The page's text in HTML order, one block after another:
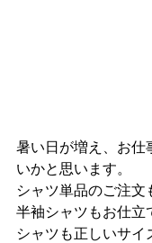
暑い日が増え、お仕
いかと思います。
シャツ単品のご注文
半袖シャツもお仕立
シャツも正しいサ